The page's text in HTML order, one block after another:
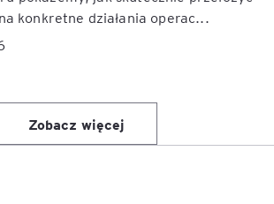
konkretne działania operac...
Zobacz więcej